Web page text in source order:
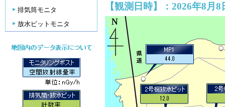
排気筒モニタ
放水ピットモニタ
【観測日時】：2026年8月